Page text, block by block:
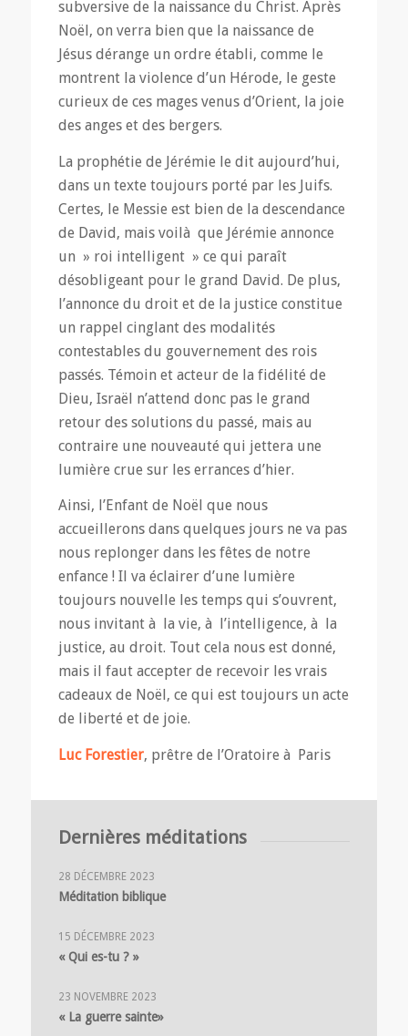
subversive de la naissance du Christ. Après
Noël, on verra bien que la naissance de
Jésus dérange un ordre établi, comme le
montrent la violence d’un Hérode, le geste
curieux de ces mages venus d’Orient, la joie
des anges et des bergers.
La prophétie de Jérémie le dit aujourd’hui,
dans un texte toujours porté par les Juifs.
Certes, le Messie est bien de la descendance
de David, mais voilà que Jérémie annonce
un » roi intelligent » ce qui paraît
désobligeant pour le grand David. De plus,
l’annonce du droit et de la justice constitue
un rappel cinglant des modalités
contestables du gouvernement des rois
passés. Témoin et acteur de la fidélité de
Dieu, Israël n’attend donc pas le grand
retour des solutions du passé, mais au
contraire une nouveauté qui jettera une
lumière crue sur les errances d’hier.
Ainsi, l’Enfant de Noël que nous
accueillerons dans quelques jours ne va pas
nous replonger dans les fêtes de notre
enfance ! Il va éclairer d’une lumière
toujours nouvelle les temps qui s’ouvrent,
nous invitant à la vie, à l’intelligence, à la
justice, au droit. Tout cela nous est donné,
mais il faut accepter de recevoir les vrais
cadeaux de Noël, ce qui est toujours un acte
de liberté et de joie.
Luc Forestier, prêtre de l’Oratoire à Paris
Dernières méditations
28 DÉCEMBRE 2023
Méditation biblique
15 DÉCEMBRE 2023
« Qui es-tu ? »
23 NOVEMBRE 2023
« La guerre sainte»